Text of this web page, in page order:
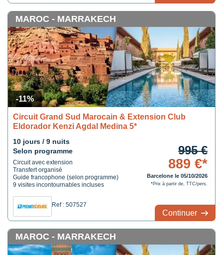
-11%
MAROC - MARRAKECH
Circuit Grand Sud Marocain & Extension Club
Eldorador Kenzi Agdal Medina 5*
10 jours / 9 nuits
Selon programme
Circuit avec extension
Transfert organisé
Guide francophone (selon programme)
9 visites incontournables incluses
Ref : 507527
995 €
889 €*
Barcelone le 05/10/2026
*Prix à partir de, TTC/pers.
Continuer
MAROC - MARRAKECH